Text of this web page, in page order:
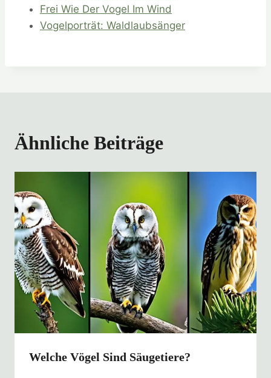
Frei Wie Der Vogel Im Wind
Vogelporträt: Waldlaubsänger
Ähnliche Beiträge
Welche Vögel Sind Säugetiere?